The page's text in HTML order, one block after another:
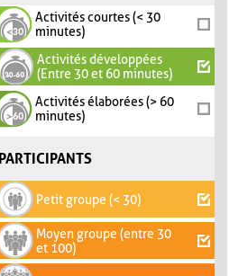
Activités courtes (< 30
minutes)
Activités développées
(Entre 30 et 60 minutes)
Activités élaborées (> 60
minutes)
PARTICIPANTS
Petit groupe (< 30)
Moyen groupe (entre 30
et 100)